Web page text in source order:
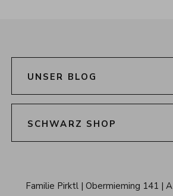
UNSER BLOG
SCHWARZ SHOP
Schwarz
Familie Pirktl Obermieming 141